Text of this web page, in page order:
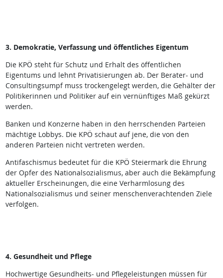
3. Demokratie, Verfassung und öffentliches Eigentum
Die KPÖ steht für Schutz und Erhalt des öffentlichen
Eigentums und lehnt Privatisierungen ab. Der Berater- und
Consultingsumpf muss trockengelegt werden, die Gehälter der
Politikerinnen und Politiker auf ein vernünftiges Maß gekürzt
werden.
Banken und Konzerne haben in den herrschenden Parteien
mächtige Lobbys. Die KPÖ schaut auf jene, die von den
anderen Parteien nicht vertreten werden.
Antifaschismus bedeutet für die KPÖ Steiermark die Ehrung
der Opfer des Nationalsozialismus, aber auch die Bekämpfung
aktueller Erscheinungen, die eine Verharmlosung des
Nationalsozialismus und seiner menschenverachtenden Ziele
verfolgen.
4. Gesundheit und Pflege
Hochwertige Gesundheits- und Pflegeleistungen müssen für